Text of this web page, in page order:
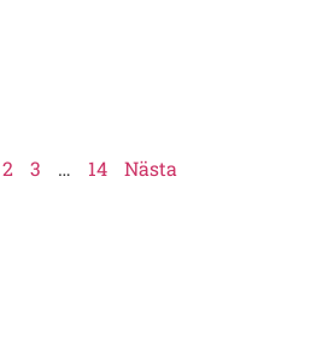
2 3 … 14 Nästa